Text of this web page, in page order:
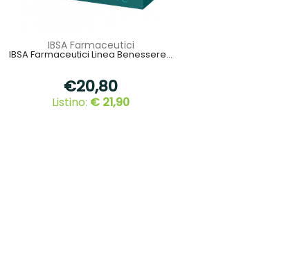
IBSA Farmaceutici
IBSA Farmaceutici Linea Benessere...
€20,80
Listino: € 21,90